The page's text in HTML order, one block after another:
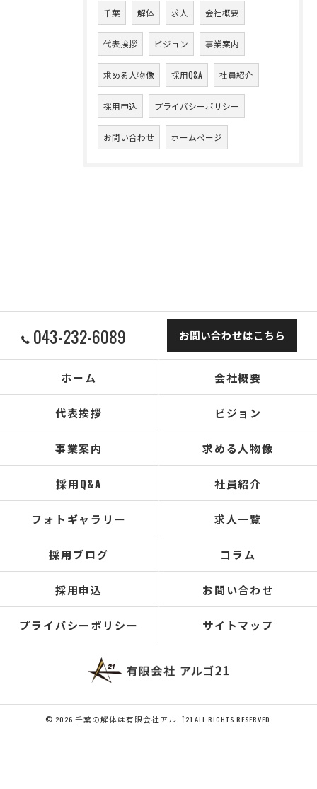
千葉 解体 求人 会社概要
代表挨拶 ビジョン 事業案内
求める人物像 採用Q&A 社員紹介
採用申込 プライバシーポリシー
お問い合わせ ホームページ
043-232-6089 お問い合わせはこちら
ホーム 会社概要
代表挨拶 ビジョン
事業案内 求める人物像
採用Q&A 社員紹介
フォトギャラリー 求人一覧
採用ブログ コラム
採用申込 お問い合わせ
プライバシーポリシー サイトマップ
© 2026 千葉の解体は有限会社アルゴ21 ALL RIGHTS RESERVED.